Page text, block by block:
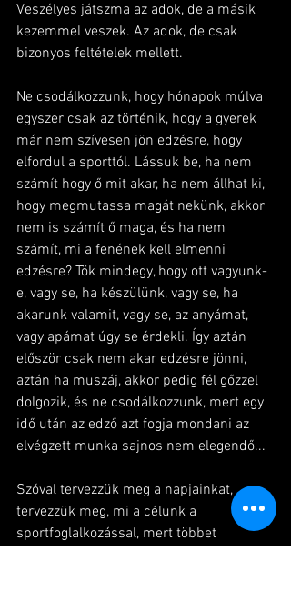
Veszélyes játszma az adok, de a másik
kezemmel veszek. Az adok, de csak
bizonyos feltételek mellett.
Ne csodálkozzunk, hogy hónapok múlva
egyszer csak az történik, hogy a gyerek
már nem szívesen jön edzésre, hogy
elfordul a sporttól. Lássuk be, ha nem
számít hogy ő mit akar, ha nem állhat ki,
hogy megmutassa magát nekünk, akkor
nem is számít ő maga, és ha nem
számít, mi a fenének kell elmenni
edzésre? Tök mindegy, hogy ott vagyunk-
e, vagy se, ha készülünk, vagy se, ha
akarunk valamit, vagy se, az anyámat,
vagy apámat úgy se érdekli. Így aztán
először csak nem akar edzésre jönni,
aztán ha muszáj, akkor pedig fél gőzzel
dolgozik, és ne csodálkozzunk, mert egy
idő után az edző azt fogja mondani az
elvégzett munka sajnos nem elegendő...
Szóval tervezzük meg a napjainkat,
tervezzük meg, mi a célunk a
sportfoglalkozással, mert többet